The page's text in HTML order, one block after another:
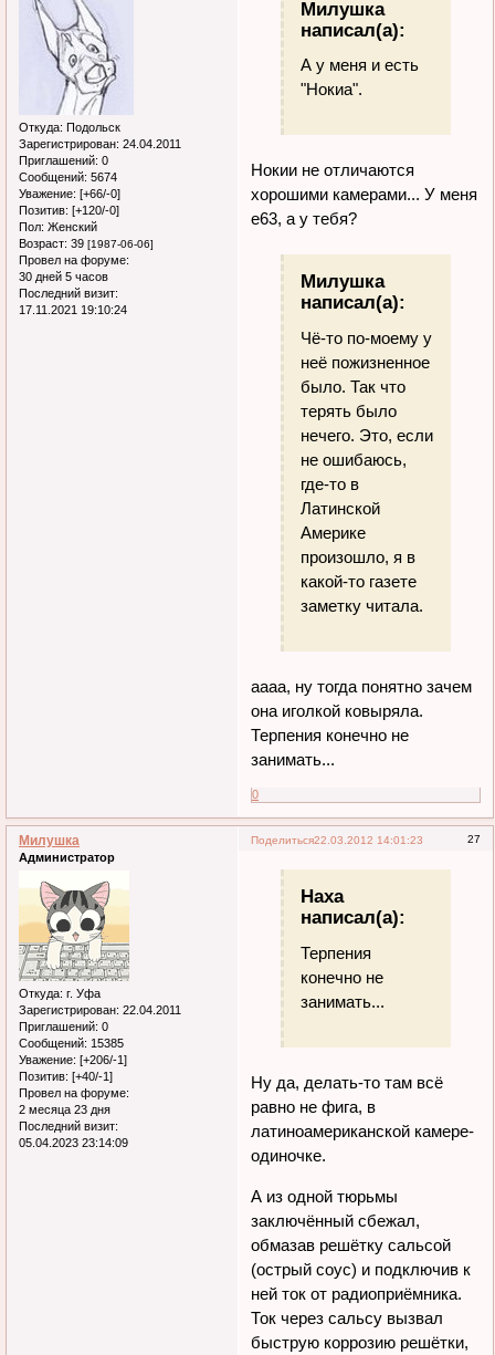
Откуда: Подольск
Зарегистрирован: 24.04.2011
Приглашений: 0
Сообщений: 5674
Уважение: [+66/-0]
Позитив: [+120/-0]
Пол: Женский
Возраст: 39 [1987-06-06]
Провел на форуме:
30 дней 5 часов
Последний визит:
17.11.2021 19:10:24
Милушка
написал(а):
А у меня и есть
"Нокиа".
Нокии не отличаются
хорошими камерами... У меня
е63, а у тебя?
Милушка
написал(а):
Чё-то по-моему у
неё пожизненное
было. Так что
терять было
нечего. Это, если
не ошибаюсь,
где-то в
Латинской
Америке
произошло, я в
какой-то газете
заметку читала.
аааа, ну тогда понятно зачем
она иголкой ковыряла.
Терпения конечно не
занимать...
0
Поделиться 27
22.03.2012 14:01:23
Милушка
Администратор
Откуда: г. Уфа
Зарегистрирован: 22.04.2011
Приглашений: 0
Сообщений: 15385
Уважение: [+206/-1]
Позитив: [+40/-1]
Провел на форуме:
2 месяца 23 дня
Последний визит:
05.04.2023 23:14:09
Наха
написал(а):
Терпения
конечно не
занимать...
Ну да, делать-то там всё
равно не фига, в
латиноамериканской камере-
одиночке.
А из одной тюрьмы
заключённый сбежал,
обмазав решётку сальсой
(острый соус) и подключив к
ней ток от радиоприёмника.
Ток через сальсу вызвал
быструю коррозию решётки,